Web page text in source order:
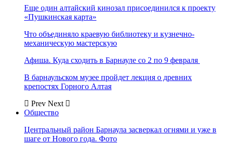
Еще один алтайский кинозал присоединился к проекту
«Пушкинская карта»
Что объединяло краевую библиотеку и кузнечно-
механическую мастерскую
Афиша. Куда сходить в Барнауле со 2 по 9 февраля
В барнаульском музее пройдет лекция о древних
крепостях Горного Алтая
Prev Next
Общество
Центральный район Барнаула засверкал огнями и уже в
шаге от Нового года. Фото